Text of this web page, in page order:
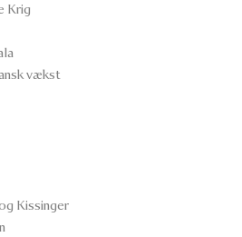
Krig
vækst
Kissinger